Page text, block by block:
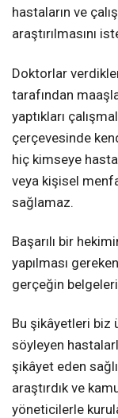
hastaların ve
araştırılmasını
Doktorlar
tarafından
yaptıkları
çerçevesinde
hiç kimseye
veya kişisel
sağlamaz.
Başarılı bir
yapılması
gerçeğin
Bu şikâyetleri biz
söyleyen
şikâyet eden
araştırdık ve
yöneticilerle